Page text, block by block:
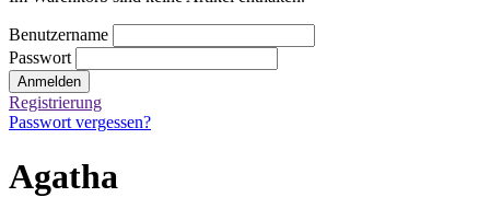
Benutzername
Passwort
Anmelden
Registrierung
Passwort vergessen?
Agatha